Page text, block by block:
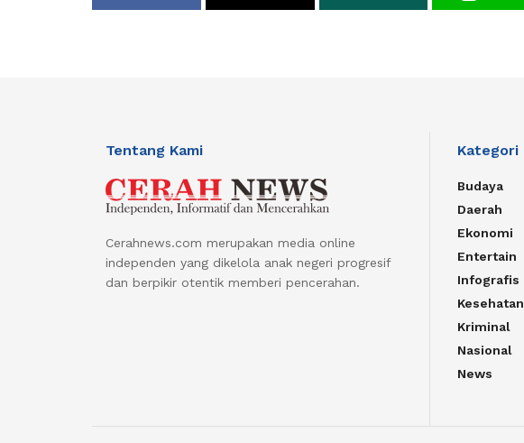
Tentang Kami
Cerahnews.com merupakan media online
independen yang dikelola anak negeri progresif
dan berpikir otentik memberi pencerahan.
Kategori
Budaya
Daerah
Ekonomi
Entertain
Infografis
Kesehatan
Kriminal
Nasional
News